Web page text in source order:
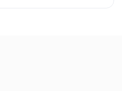
piemēram, degvielas